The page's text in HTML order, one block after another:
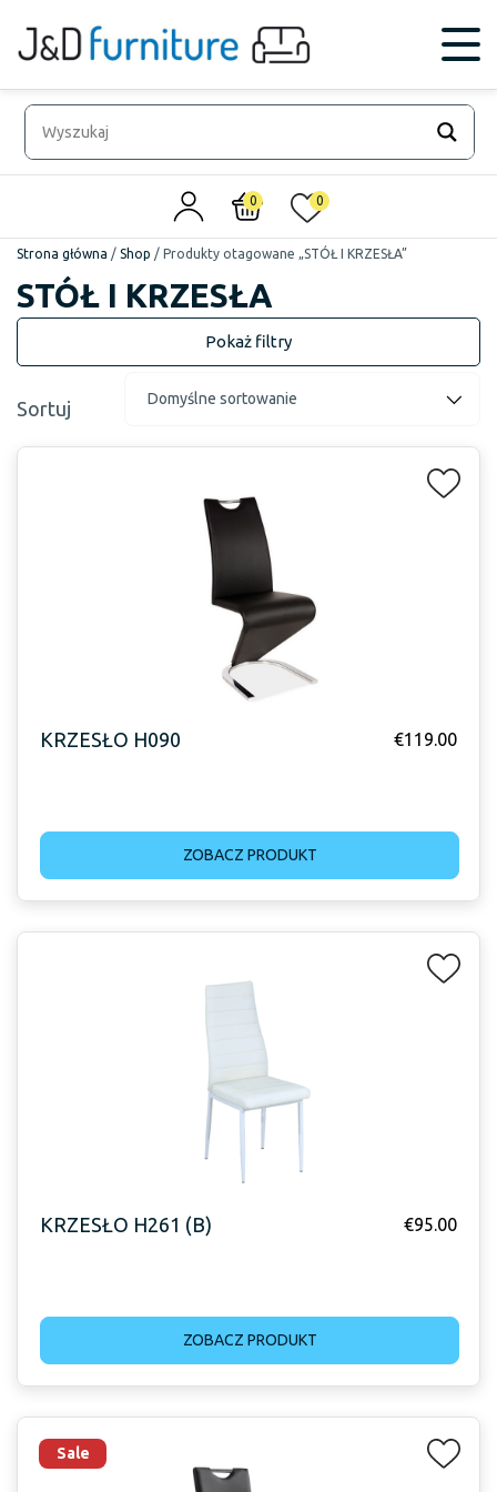
0 0
Strona główna / Shop / Produkty otagowane „STÓŁ I KRZESŁA”
STÓŁ I KRZESŁA
Sortuj
KRZESŁO H090 €119.00
ZOBACZ PRODUKT
KRZESŁO H261 (B) €95.00
ZOBACZ PRODUKT
Sale